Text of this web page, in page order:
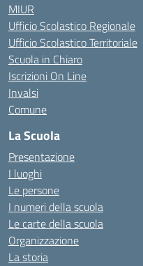
MIUR
Ufficio Scolastico Regionale
Ufficio Scolastico Territoriale
Scuola in Chiaro
Iscrizioni On Line
Invalsi
Comune
La Scuola
Presentazione
I luoghi
Le persone
I numeri della scuola
Le carte della scuola
Organizzazione
La storia